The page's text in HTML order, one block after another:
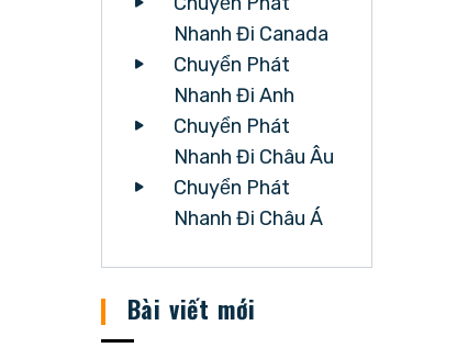
Nhanh Đi Canada
Chuyển Phát
Nhanh Đi Anh
Chuyển Phát
Nhanh Đi Châu Âu
Chuyển Phát
Nhanh Đi Châu Á
Bài viết mới